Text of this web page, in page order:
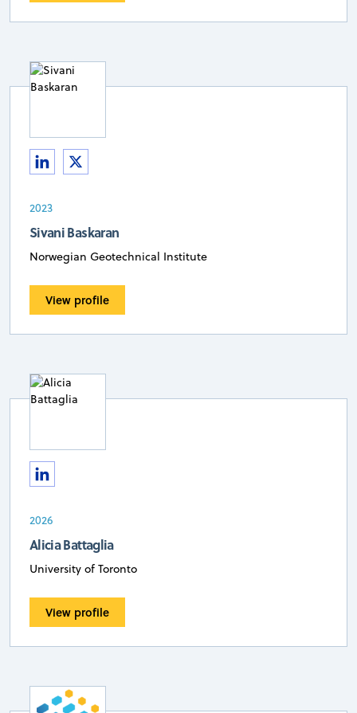
2023
Sivani Baskaran
Norwegian Geotechnical Institute
View profile
2026
Alicia Battaglia
University of Toronto
View profile